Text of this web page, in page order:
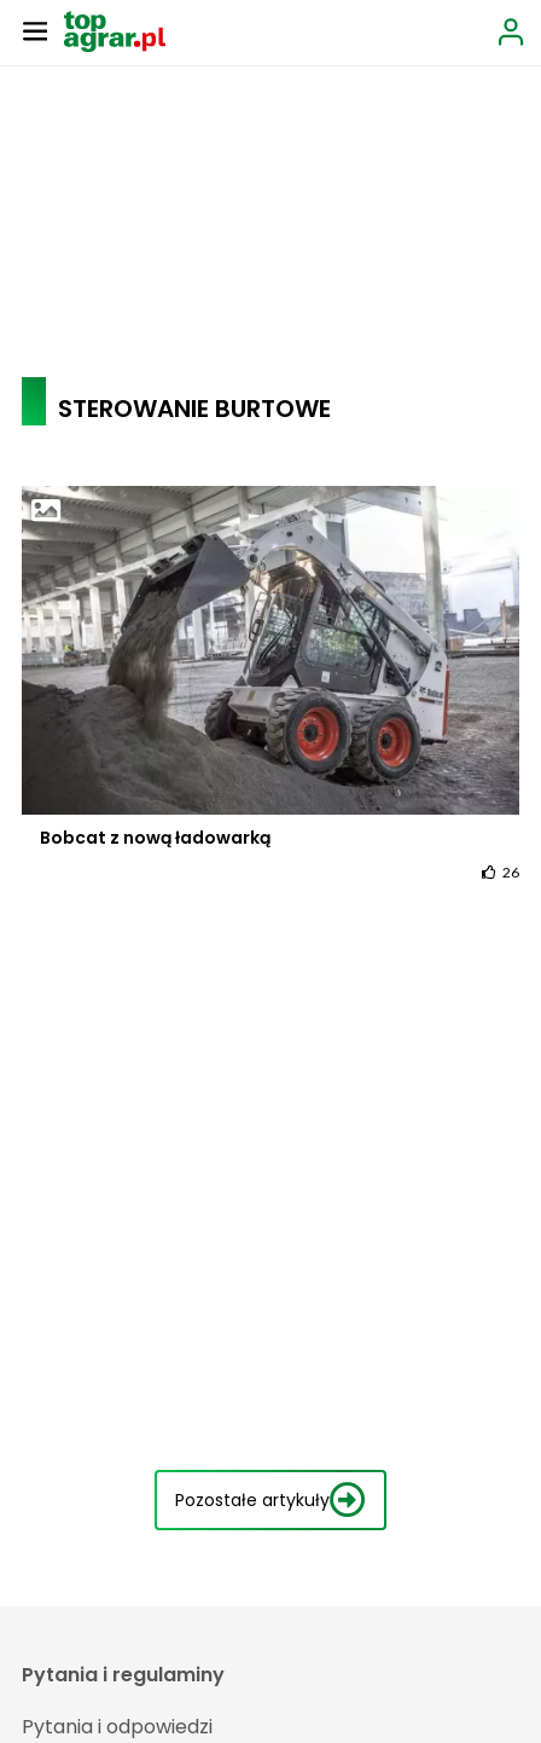
STEROWANIE BURTOWE
Bobcat z nową ładowarką
26
Pozostałe artykuły
Pytania i regulaminy
Pytania i odpowiedzi